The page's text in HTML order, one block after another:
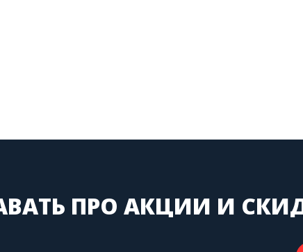
ПРО АКЦИИ И